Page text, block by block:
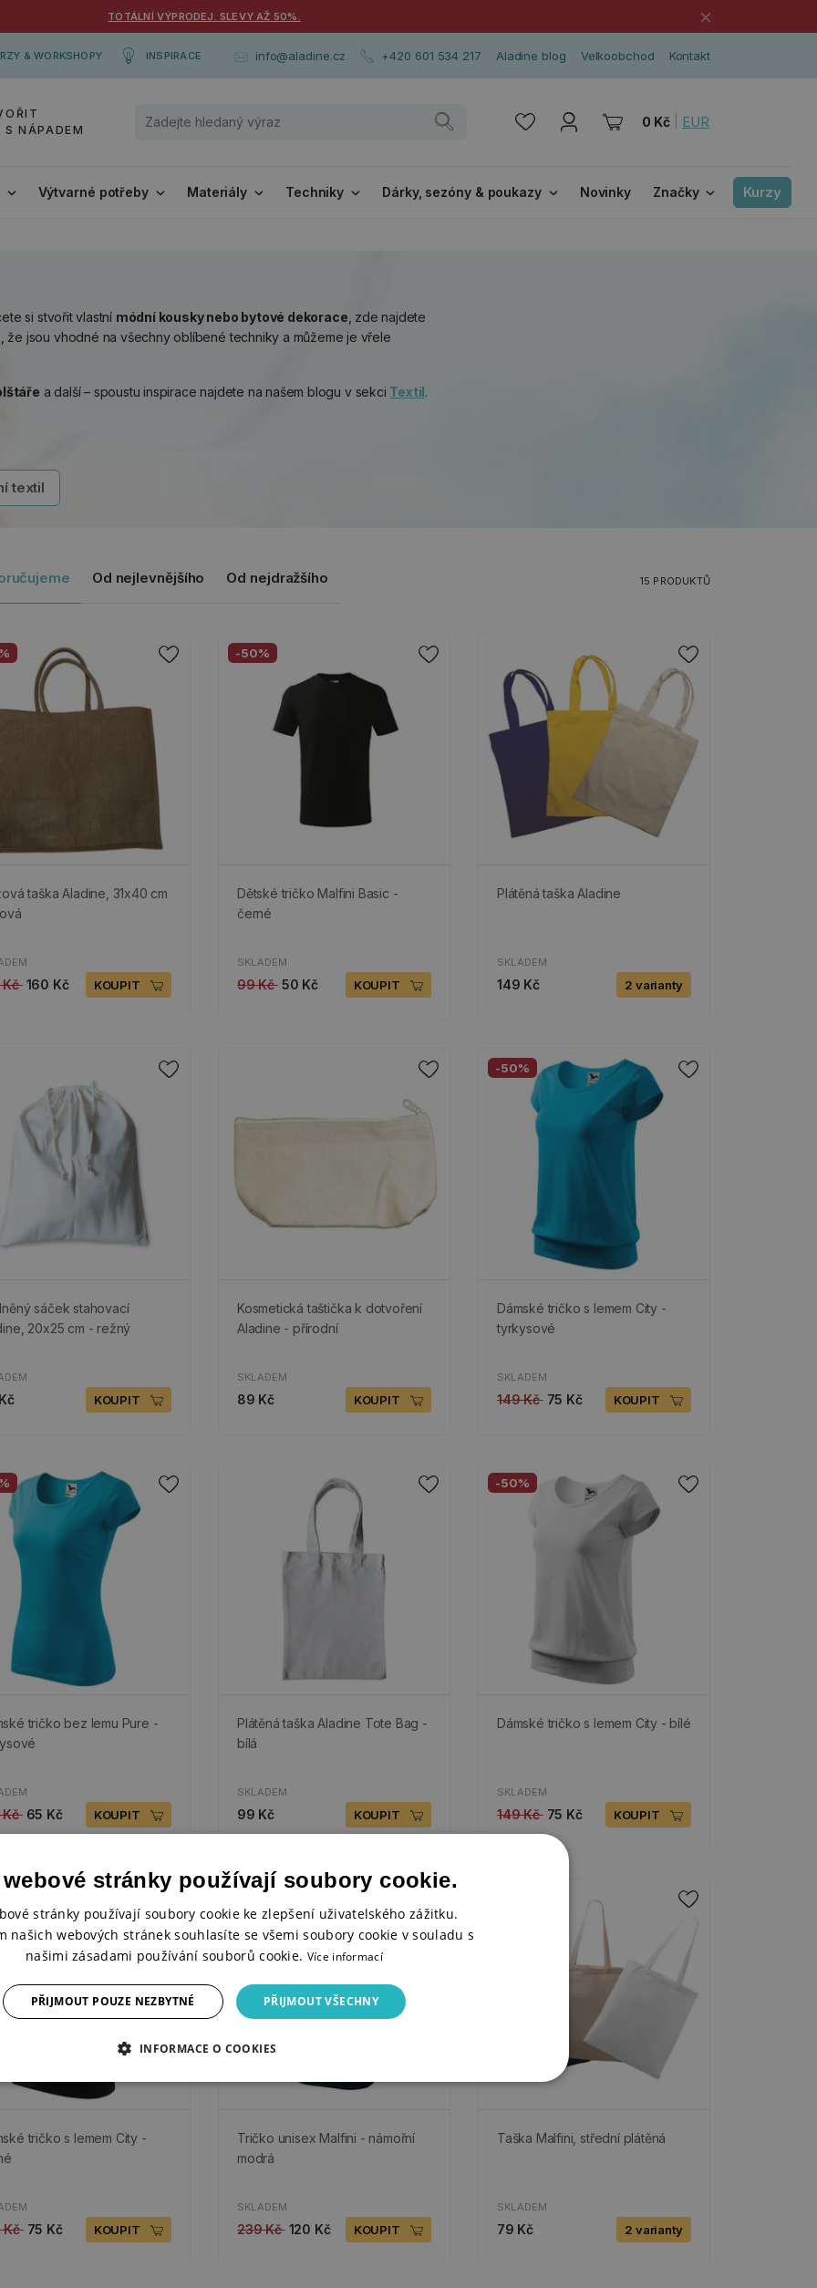
TOTÁLNÍ VÝPRODEJ. SLEVY AŽ 50%. ×
& WORKSHOPY INSPIRACE info@aladine.cz +420 601 534 217 Aladine blog Velkoobchod Kontakt
NÁPADEM
0 Kč EUR
Výtvarné potřeby Materiály Techniky Dárky, sezóny & poukazy Novinky Značky Kurzy
si stvořit vlastní módní kousky nebo bytové dekorace , zde najdete
jsou vhodné na všechny oblíbené techniky a můžeme je vřele
a další – spoustu inspirace najdete na našem blogu v sekci Textil.
textil
Od nejlevnějšího Od nejdražšího 15 PRODUKTŮ
taška Aladine, 31x40 cm
Kč 160 Kč KOUPIT
-50%
Dětské tričko Malfini Basic -
černé
SKLADEM
99 Kč 50 Kč KOUPIT
Plátěná taška Aladine
SKLADEM
149 Kč 2 varianty
sáček stahovací
20x25 cm - režný
KOUPIT
Kosmetická taštička k dotvoření
Aladine - přírodní
SKLADEM
89 Kč KOUPIT
-50%
Dámské tričko s lemem City -
tyrkysové
SKLADEM
149 Kč 75 Kč KOUPIT
tričko bez lemu Pure -
Kč 65 Kč KOUPIT
Plátěná taška Aladine Tote Bag -
bílá
SKLADEM
99 Kč KOUPIT
-50%
Dámské tričko s lemem City - bílé
SKLADEM
149 Kč 75 Kč KOUPIT
tričko s lemem City -
Kč 75 Kč KOUPIT
Tričko unisex Malfini - námořní
modrá
SKLADEM
239 Kč 120 Kč KOUPIT
Taška Malfini, střední plátěná
SKLADEM
79 Kč 2 varianty
stránky používají soubory cookie.
stránky používají soubory cookie ke zlepšení uživatelského zážitku.
našich webových stránek souhlasíte se všemi soubory cookie v souladu s
našimi zásadami používání souborů cookie. Více informací
PŘIJMOUT VŠECHNY
PŘIJMOUT POUZE NEZBYTNÉ
INFORMACE O COOKIES